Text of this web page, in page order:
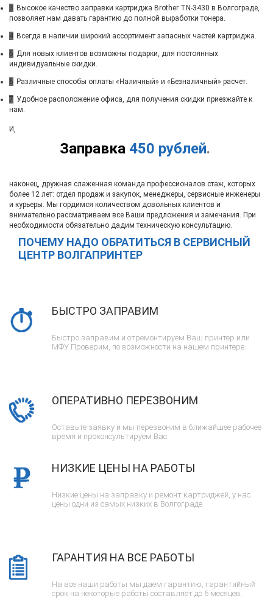
3 Высокое качество заправки картриджа Brother TN-3430 в Волгограде,
позволяет нам давать гарантию до полной выработки тонера.
4 Всегда в наличии широкий ассортимент запасных частей картриджа.
5 Для новых клиентов возможны подарки, для постоянных
индивидуальные скидки.
6 Различные способы оплаты «Наличный» и «Безналичный» расчет.
7 Удобное расположение офиса, для получения скидки приезжайте к
нам.
Заправка 450 рублей.
И,
наконец, дружная слаженная команда профессионалов стаж, которых
более 12 лет: отдел продаж и закупок, менеджеры, сервисные инженеры
и курьеры. Мы гордимся количеством довольных клиентов и
внимательно рассматриваем все Ваши предложения и замечания. При
необходимости обязательно дадим техническую консультацию.
ПОЧЕМУ НАДО ОБРАТИТЬСЯ В СЕРВИСНЫЙ
ЦЕНТР ВОЛГАПРИНТЕР
БЫСТРО ЗАПРАВИМ
Быстро заправим и отремонтируем Ваш принтер или
МФУ. Проверим, по возможности на нашем принтере.
ОПЕРАТИВНО ПЕРЕЗВОНИМ
Оставьте заявку и мы перезвоним в ближайшее рабочее
время и проконсультируем Вас.
НИЗКИЕ ЦЕНЫ НА РАБОТЫ
Низкие цены на заправку и ремонт картриджей, у нас
цены одни из самых низких в Волгограде.
ГАРАНТИЯ НА ВСЕ РАБОТЫ
На все наши работы мы даем гарантию, гарантийный
срок на некоторые работы составляет до 6 месяцев.